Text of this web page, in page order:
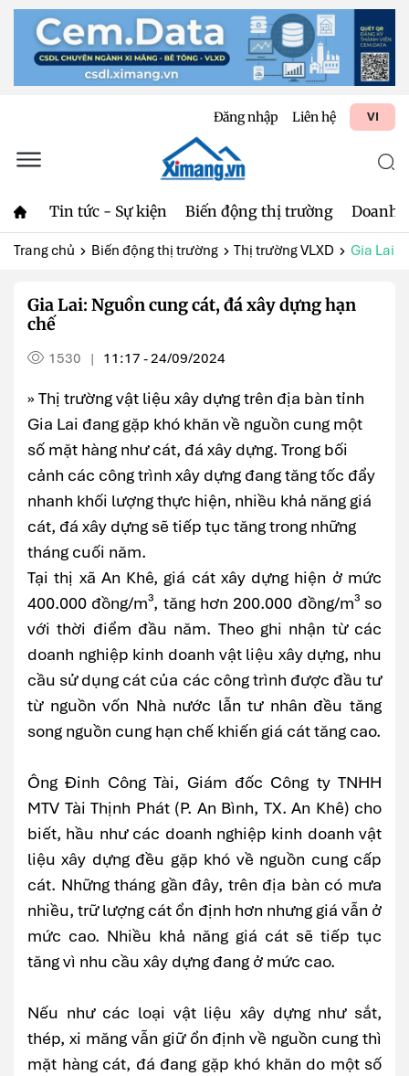
Đăng nhập Liên hệ VI
Tin tức - Sự kiện Biến động thị trường Doanh
Trang chủ Biến động thị trường Thị trường VLXD Gia Lai:
Gia Lai: Nguồn cung cát, đá xây dựng hạn
chế
1530 | 11:17 - 24/09/2024
» Thị trường vật liệu xây dựng trên địa bàn tỉnh
Gia Lai đang gặp khó khăn về nguồn cung một
số mặt hàng như cát, đá xây dựng. Trong bối
cảnh các công trình xây dựng đang tăng tốc đẩy
nhanh khối lượng thực hiện, nhiều khả năng giá
cát, đá xây dựng sẽ tiếp tục tăng trong những
tháng cuối năm.
Tại thị xã An Khê, giá cát xây dựng hiện ở mức
400.000 đồng/m³, tăng hơn 200.000 đồng/m³ so
với thời điểm đầu năm. Theo ghi nhận từ các
doanh nghiệp kinh doanh vật liệu xây dựng, nhu
cầu sử dụng cát của các công trình được đầu tư
từ nguồn vốn Nhà nước lẫn tư nhân đều tăng
song nguồn cung hạn chế khiến giá cát tăng cao.
Ông Đinh Công Tài, Giám đốc Công ty TNHH
MTV Tài Thịnh Phát (P. An Bình, TX. An Khê) cho
biết, hầu như các doanh nghiệp kinh doanh vật
liệu xây dựng đều gặp khó về nguồn cung cấp
cát. Những tháng gần đây, trên địa bàn có mưa
nhiều, trữ lượng cát ổn định hơn nhưng giá vẫn ở
mức cao. Nhiều khả năng giá cát sẽ tiếp tục
tăng vì nhu cầu xây dựng đang ở mức cao.
Nếu như các loại vật liệu xây dựng như sắt,
thép, xi măng vẫn giữ ổn định về nguồn cung thì
mặt hàng cát, đá đang gặp khó khăn do một số